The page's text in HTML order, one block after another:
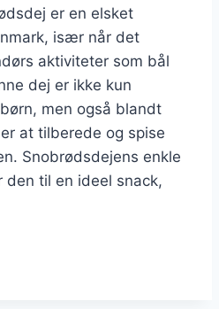
er en elsket
især når det
aktiviteter som bål
dej er ikke kun
men også blandt
at tilberede og spise
Snobrødsdejens enkle
den til en ideel snack,